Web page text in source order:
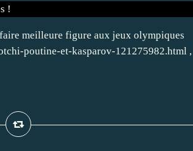
meilleure figure aux jeux olympiques
poutine-et-kasparov-121275982.html ,